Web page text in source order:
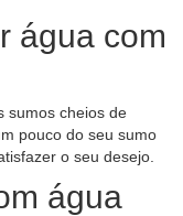
água com
sumos cheios de
pouco do seu sumo
o seu desejo.
água